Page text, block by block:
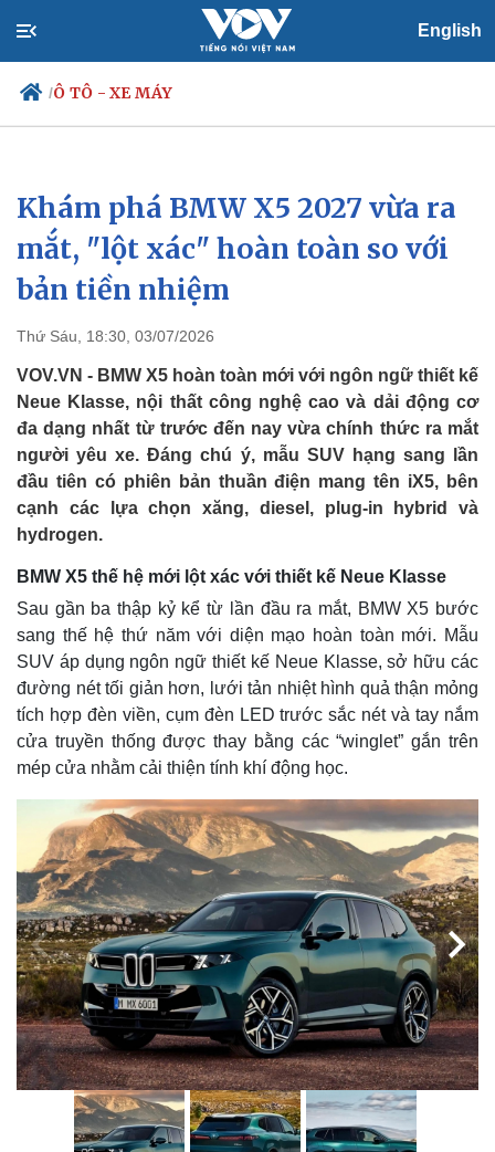
English
/Ô TÔ - XE MÁY
Chính trị
Đảng
Tổ chức nhân sự
Quốc hội
Xã hội
Tin 24h
Dự báo thời tiết
Khám phá BMW X5 2027 vừa ra
mắt, "lột xác" hoàn toàn so với
bản tiền nhiệm
Thứ Sáu, 18:30, 03/07/2026
VOV.VN - BMW X5 hoàn toàn mới với ngôn ngữ thiết kế
Neue Klasse, nội thất công nghệ cao và dải động cơ
đa dạng nhất từ trước đến nay vừa chính thức ra mắt
người yêu xe. Đáng chú ý, mẫu SUV hạng sang lần
đầu tiên có phiên bản thuần điện mang tên iX5, bên
cạnh các lựa chọn xăng, diesel, plug-in hybrid và
hydrogen.
BMW X5 thế hệ mới lột xác với thiết kế Neue Klasse
Sau gần ba thập kỷ kể từ lần đầu ra mắt, BMW X5 bước
sang thế hệ thứ năm với diện mạo hoàn toàn mới. Mẫu
SUV áp dụng ngôn ngữ thiết kế Neue Klasse, sở hữu các
đường nét tối giản hơn, lưới tản nhiệt hình quả thận mỏng
tích hợp đèn viền, cụm đèn LED trước sắc nét và tay nắm
cửa truyền thống được thay bằng các “winglet” gắn trên
mép cửa nhằm cải thiện tính khí động học.